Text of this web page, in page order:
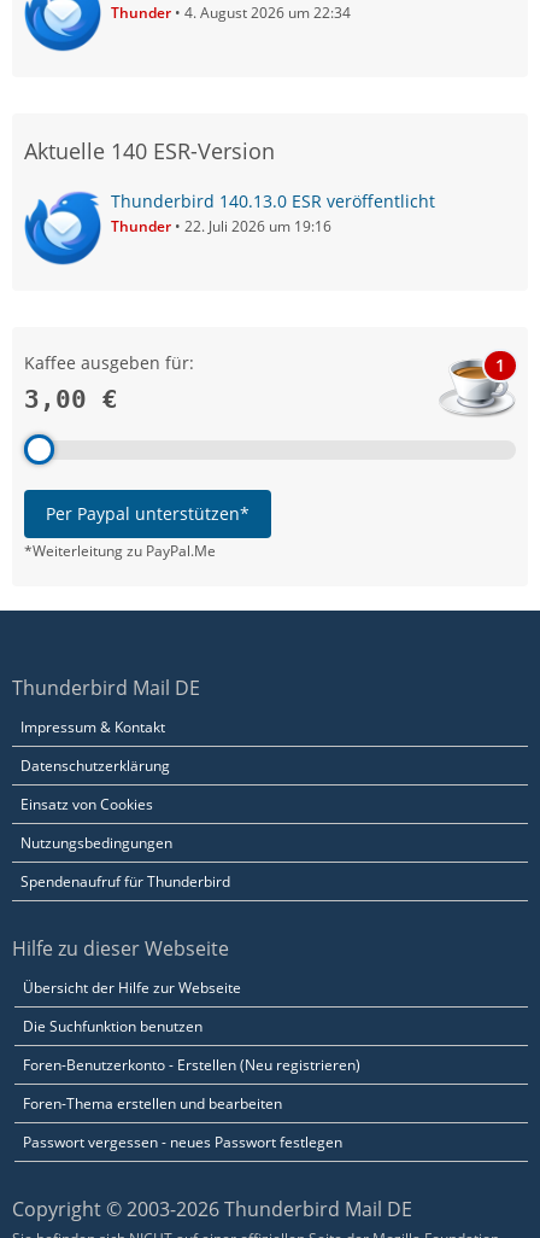
Thunder 4. August 2026 um 22:34
Aktuelle 140 ESR-Version
Thunderbird 140.13.0 ESR veröffentlicht
Thunder 22. Juli 2026 um 19:16
Kaffee ausgeben für:
3,00 €
1
Per Paypal unterstützen*
*Weiterleitung zu PayPal.Me
Thunderbird Mail DE
Impressum & Kontakt
Datenschutzerklärung
Einsatz von Cookies
Nutzungsbedingungen
Spendenaufruf für Thunderbird
Hilfe zu dieser Webseite
Übersicht der Hilfe zur Webseite
Die Suchfunktion benutzen
Foren-Benutzerkonto - Erstellen (Neu registrieren)
Foren-Thema erstellen und bearbeiten
Passwort vergessen - neues Passwort festlegen
Copyright © 2003-2026 Thunderbird Mail DE